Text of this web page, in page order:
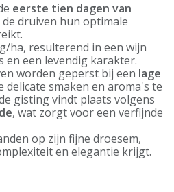
eerste tien dagen van
de druiven hun optimale
ha, resulterend in een wijn
en een levendig karakter.
worden geperst bij een lage
delicate smaken en aroma's te
gisting vindt plaats volgens
, wat zorgt voor een verfijnde
op zijn fijne droesem,
en elegantie krijgt.